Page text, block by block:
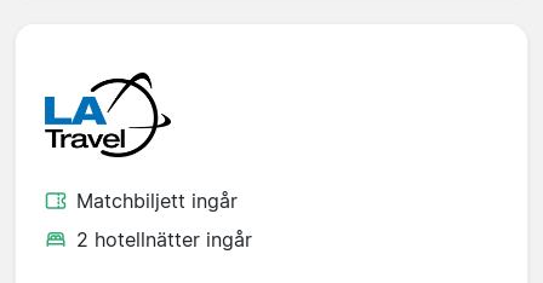
Matchbiljett ingår
2 hotellnätter ingår